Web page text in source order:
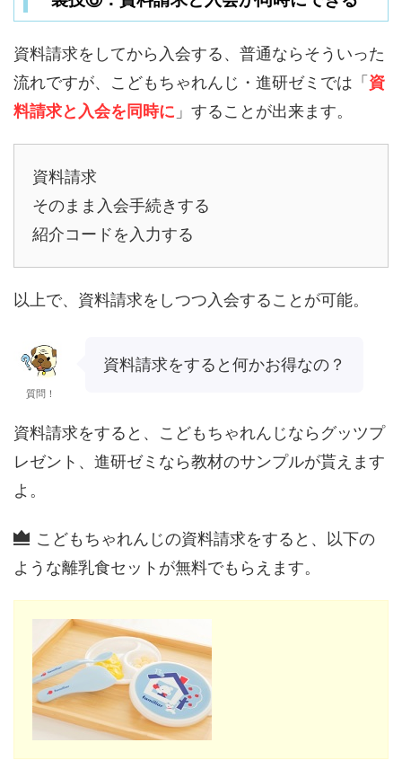
資料請求をしてから入会する、普通ならそういった
流れですが、こどもちゃれんじ・進研ゼミでは「 資
料請求と入会を同時に 」することが出来ます。
資料請求
そのまま入会手続きする
紹介コードを入力する
以上で、資料請求をしつつ入会することが可能。
質問！
資料請求をすると何かお得なの？
資料請求をすると、こどもちゃれんじならグッツプ
レゼント、進研ゼミなら教材のサンプルが貰えます
よ。
こどもちゃれんじの資料請求をすると、以下の
ような離乳食セットが無料でもらえます。